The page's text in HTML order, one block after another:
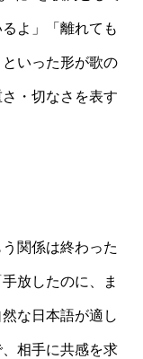
よ」「離れても
いった形が歌の
・切なさを表す
関係は終わった
放したのに、ま
な日本語が適し
相手に共感を求